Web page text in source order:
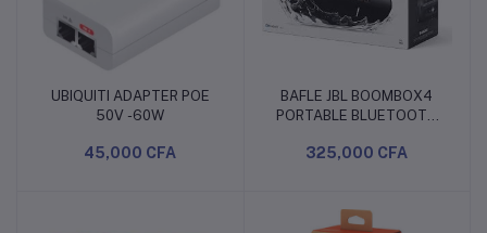
Ajouter au panier
UBIQUITI ADAPTER POE
50V -60W
45,000 CFA
Ajouter au panier
BAFLE JBL BOOMBOX4
PORTABLE BLUETOOTH
325,000 CFA